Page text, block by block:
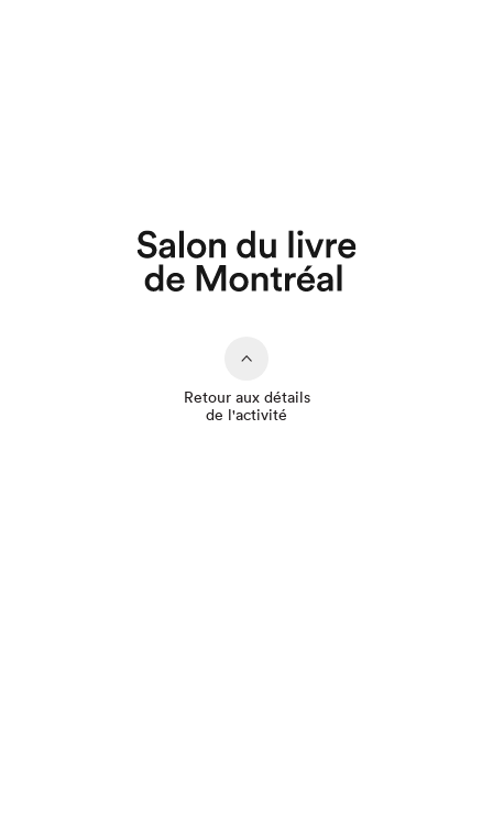
Retour aux détails
de l'activité